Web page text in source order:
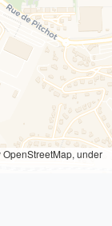
OpenStreetMap, under